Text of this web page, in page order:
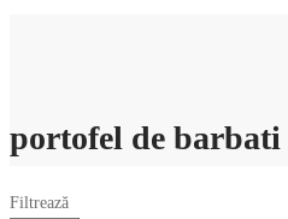
portofel de
Filtrează